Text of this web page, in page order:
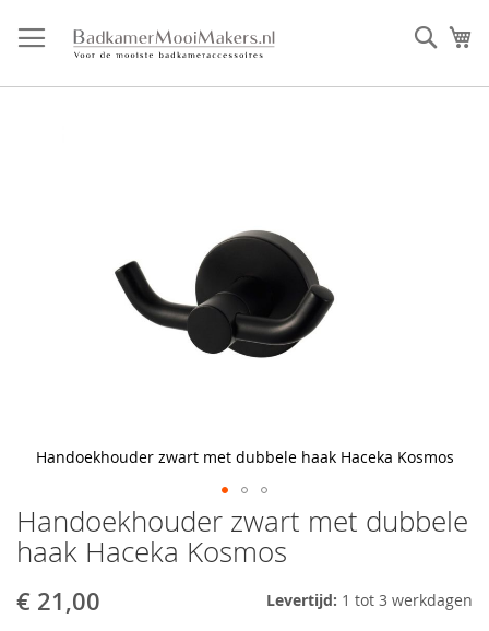
direct
door
Handoekhouder zwart met dubbele
haak Haceka Kosmos
€ 21,00 Levertijd: 1 tot 3 werkdagen
Handoekhouder zwart met dubbele haak Haceka Kosmos
Skip
to
the
of